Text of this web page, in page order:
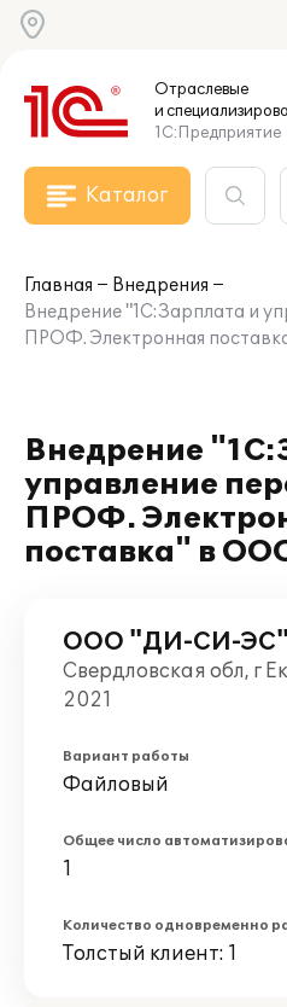
Отраслевые
и
1С:Предприятие
Каталог
Главная
Внедрения
Внедрение "1С:Зарплата и
ПРОФ. Электронная
Внедрение
управление
ПРОФ.
поставка" в
ООО "ДИ-СИ-ЭС"
Свердловская обл, г
2021
Вариант работы
Файловый
Общее число
1
Количество одновременно
Толстый клиент: 1